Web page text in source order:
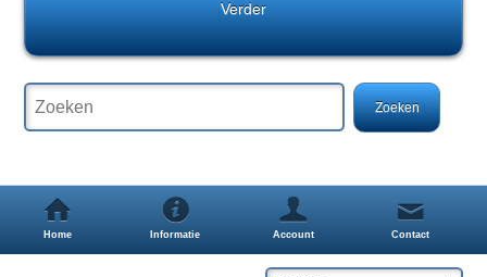
Verder
Home Informatie Account Contact